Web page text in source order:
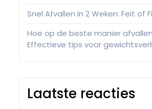
Snel Afvallen in 2 Weken: Feit of
Hoe op de beste manier
Effectieve tips voor
Laatste reacties